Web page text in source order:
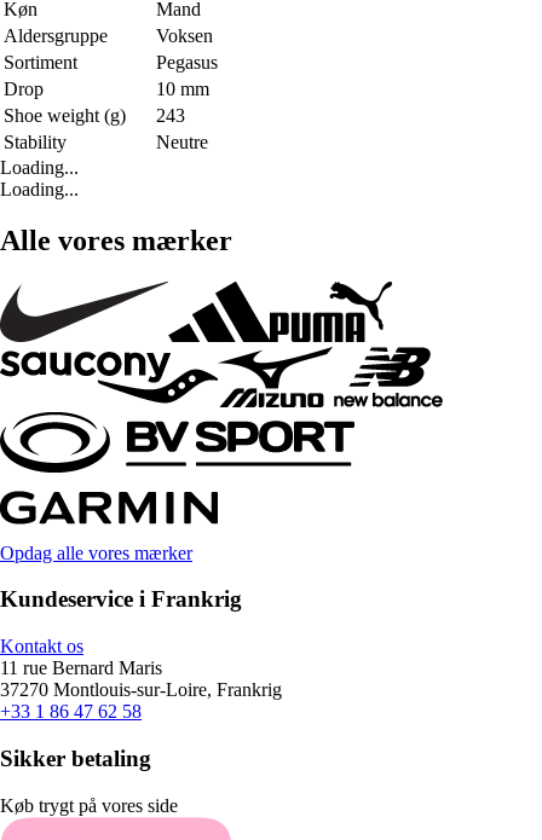
Køn
Mand
Aldersgruppe
Voksen
Sortiment
Pegasus
Drop
10 mm
Shoe weight (g)
243
Stability
Neutre
Loading...
Loading...
Alle vores mærker
Opdag alle vores mærker
Kundeservice i Frankrig
Kontakt os
11 rue Bernard Maris
37270 Montlouis-sur-Loire, Frankrig
+33 1 86 47 62 58
Sikker betaling
Køb trygt på vores side